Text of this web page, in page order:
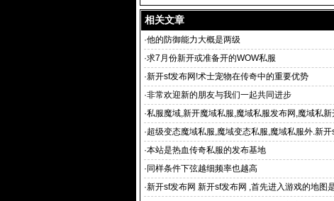
相关文章
·他的防御能力大概是两级
·求7月份新开或准备开的WOW私服
·新开sf发布网!术士宠物在传奇中的重要优势
·非常欢迎新的朋友与我们一起共同进步
·私服魔域,新开魔域私服,魔域私服发布网,魔域私新
网 服网站
·超级变态魔域私服,魔域变态私服,魔域私服外.新开
挂下载,好
·本站是热血传奇私服的发布基地
· 同样条件下弦越细频率也越高
·新开sf发布网 新开sf发布网 ,首先进入游戏的地图